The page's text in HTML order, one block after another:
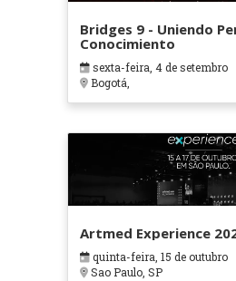
Bridges 9 - Uniendo
Conocimiento
sexta-feira, 4 de setembro
Bogotá,
Artmed Experience
quinta-feira, 15 de outubro
Sao Paulo, SP